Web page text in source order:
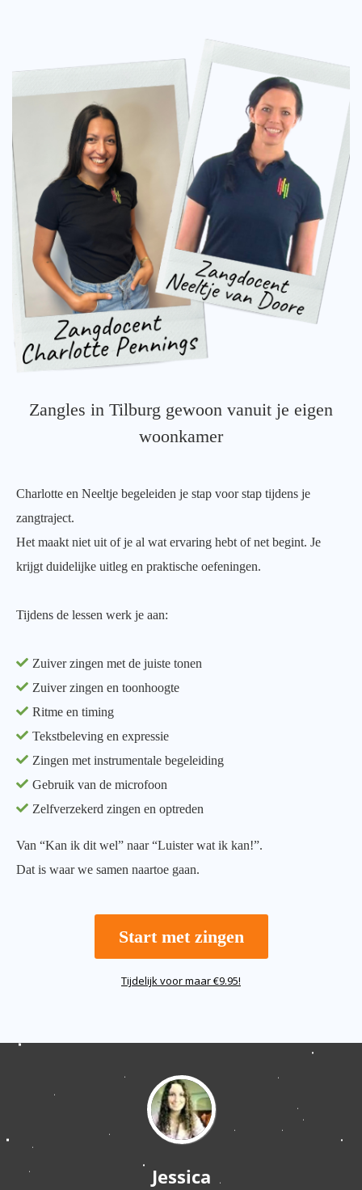
Zangles in Tilburg gewoon vanuit je eigen
woonkamer
Charlotte en Neeltje begeleiden je stap voor stap tijdens je
zangtraject.
Het maakt niet uit of je al wat ervaring hebt of net begint. Je
krijgt duidelijke uitleg en praktische oefeningen.
Tijdens de lessen werk je aan:
Zuiver zingen met de juiste tonen
Zuiver zingen en toonhoogte
Ritme en timing
Tekstbeleving en expressie
Zingen met instrumentale begeleiding
Gebruik van de microfoon
Zelfverzekerd zingen en optreden
Van “Kan ik dit wel” naar “Luister wat ik kan!”.
Dat is waar we samen naartoe gaan.
Start met zingen
Tijdelijk voor maar €9.95!
Jessica